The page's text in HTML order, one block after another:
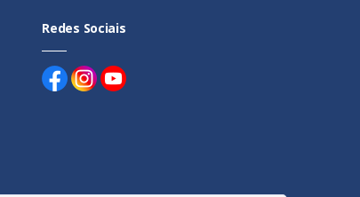
Redes Sociais